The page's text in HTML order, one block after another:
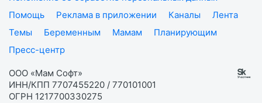
Помощь
Реклама в приложении Каналы
Лента
Темы
Беременным Мамам
Планирующим
Пресс-центр
ООО «Мам Софт»
ИНН/КПП 7707455220 / 770101001
ОГРН 1217700330275